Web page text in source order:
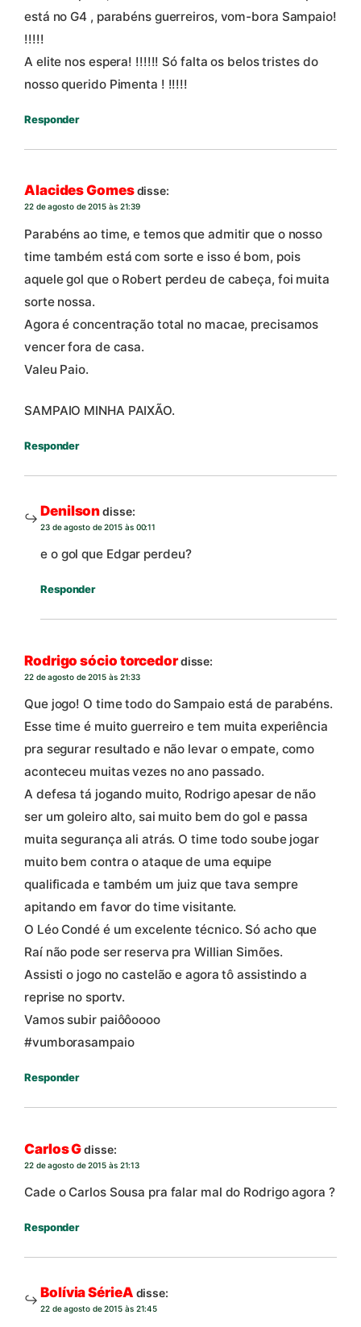
está no G4 , parabéns guerreiros, vom-bora Sampaio!
!!!!!
A elite nos espera! !!!!!! Só falta os belos tristes do
nosso querido Pimenta ! !!!!!
Responder
Alacides Gomesdisse:
22 de agosto de 2015 às 21:39
Parabéns ao time, e temos que admitir que o nosso
time também está com sorte e isso é bom, pois
aquele gol que o Robert perdeu de cabeça, foi muita
sorte nossa.
Agora é concentração total no macae, precisamos
vencer fora de casa.
Valeu Paio.
SAMPAIO MINHA PAIXÃO.
Responder
Denilsondisse:
23 de agosto de 2015 às 00:11
e o gol que Edgar perdeu?
Responder
Rodrigo sócio torcedordisse:
22 de agosto de 2015 às 21:33
Que jogo! O time todo do Sampaio está de parabéns.
Esse time é muito guerreiro e tem muita experiência
pra segurar resultado e não levar o empate, como
aconteceu muitas vezes no ano passado.
A defesa tá jogando muito, Rodrigo apesar de não
ser um goleiro alto, sai muito bem do gol e passa
muita segurança ali atrás. O time todo soube jogar
muito bem contra o ataque de uma equipe
qualificada e também um juiz que tava sempre
apitando em favor do time visitante.
O Léo Condé é um excelente técnico. Só acho que
Raí não pode ser reserva pra Willian Simões.
Assisti o jogo no castelão e agora tô assistindo a
reprise no sportv.
Vamos subir paiôôoooo
#vumborasampaio
Responder
Carlos Gdisse:
22 de agosto de 2015 às 21:13
Cade o Carlos Sousa pra falar mal do Rodrigo agora ?
Responder
Bolívia SérieA disse:
22 de agosto de 2015 às 21:45